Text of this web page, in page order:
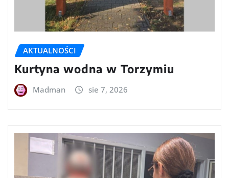
AKTUALNOŚCI
Kurtyna wodna w Torzymiu
Madman sie 7, 2026